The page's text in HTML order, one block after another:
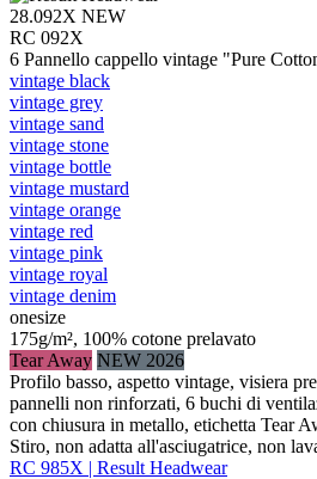
28.092X NEW
RC 092X
6 Pannello cappello vintage "Pure
vintage black
vintage grey
vintage sand
vintage stone
vintage bottle
vintage mustard
vintage orange
vintage red
vintage pink
vintage royal
vintage denim
onesize
175g/m², 100% cotone prelavato
Tear Away NEW 2026
Profilo basso, aspetto vintage, visiera
pannelli non rinforzati, 6 buchi di
con chiusura in metallo, etichetta Tear
Stiro, non adatta all'asciugatrice, non
RC 985X | Result Headwear